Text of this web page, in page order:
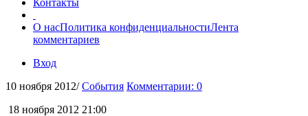
Контакты
О насПолитика конфиденциальностиЛента
комментариев
Вход
10 ноября 2012/ События Комментарии: 0
18 ноября 2012 21:00